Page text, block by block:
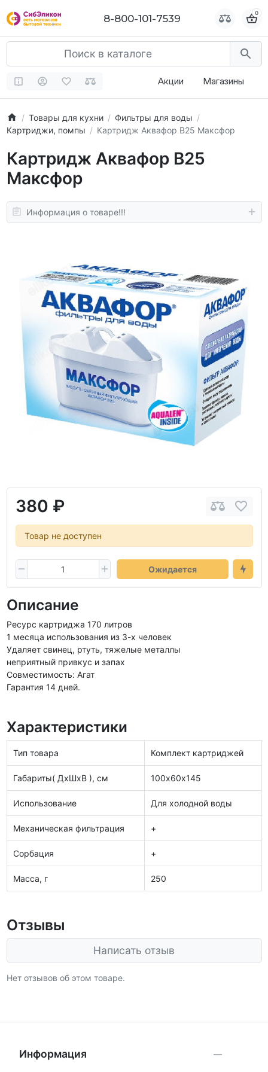
8-800-101-7539 0
Акции Магазины
Товары для кухни
Фильтры для воды
Картриджи, помпы
Картридж Аквафор В25 Максфор
Картридж Аквафор В25
Максфор
Информация о товаре!!!
380 ₽
Товар не доступен
Ожидается
Описание
Ресурс картриджа 170 литров
1 месяца использования из 3-х человек
Удаляет свинец, ртуть, тяжелые металлы
неприятный привкус и запах
Совместимость: Агат
Гарантия 14 дней.
Характеристики
Тип товара Комплект картриджей
Габариты( ДхШхВ ), см 100х60х145
Использование Для холодной воды
Механическая фильтрация +
Сорбация +
Масса, г 250
Отзывы
Написать отзыв
Нет отзывов об этом товаре.
Информация
8-800-101-7539 0